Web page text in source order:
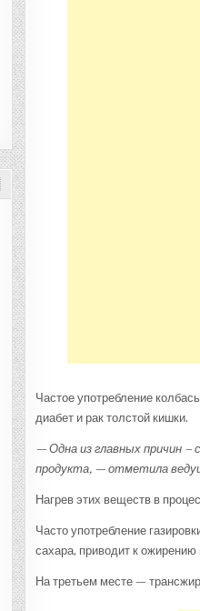
Частое употребление
диабет и рак толстой кишки.
— Одна из главных причин –
продукта, — отметила
Нагрев этих веществ в
Часто употребление
сахара, приводит к
На третьем месте —